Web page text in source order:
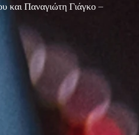
και Παναγιώτη Γιάγκο –